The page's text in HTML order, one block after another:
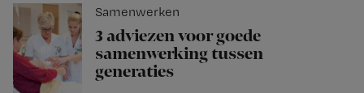
Samenwerken
3 adviezen voor goede
samenwerking tussen
generaties